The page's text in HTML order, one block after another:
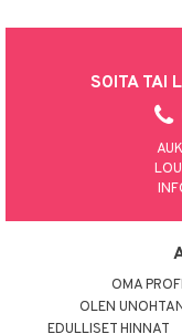
SOITA TAI
OMA
OLEN
EDULLISET HINNAT